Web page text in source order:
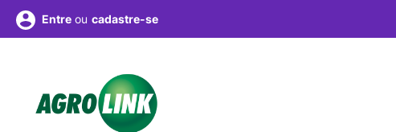
Entre ou cadastre-se